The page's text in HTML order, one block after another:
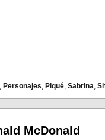
, Personajes, Piqué, Sabrina,
McDonald